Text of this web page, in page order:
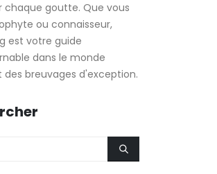
chaque goutte. Que vous
ou connaisseur,
est votre guide
dans le monde
des breuvages d'exception.